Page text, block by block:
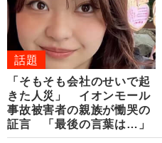
話題
「そもそも会社のせいで起
きた人災」 イオンモール
事故被害者の親族が慟哭の
証言 「最後の言葉は…」